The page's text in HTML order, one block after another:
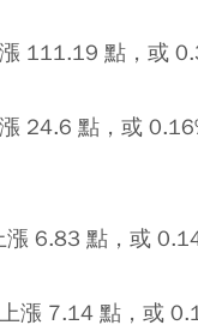
111.19 點，或
24.6 點，或
6.83 點，或
漲 7.14 點，或